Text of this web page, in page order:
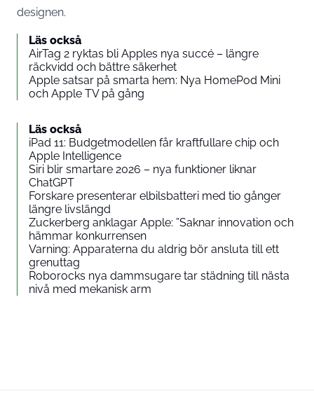
designen.
Läs också
AirTag 2 ryktas bli Apples nya succé – längre
räckvidd och bättre säkerhet
Apple satsar på smarta hem: Nya HomePod Mini
och Apple TV på gång
Läs också
iPad 11: Budgetmodellen får kraftfullare chip och
Apple Intelligence
Siri blir smartare 2026 – nya funktioner liknar
ChatGPT
Forskare presenterar elbilsbatteri med tio gånger
längre livslängd
Zuckerberg anklagar Apple: ”Saknar innovation och
hämmar konkurrensen
Varning: Apparaterna du aldrig bör ansluta till ett
grenuttag
Roborocks nya dammsugare tar städning till nästa
nivå med mekanisk arm